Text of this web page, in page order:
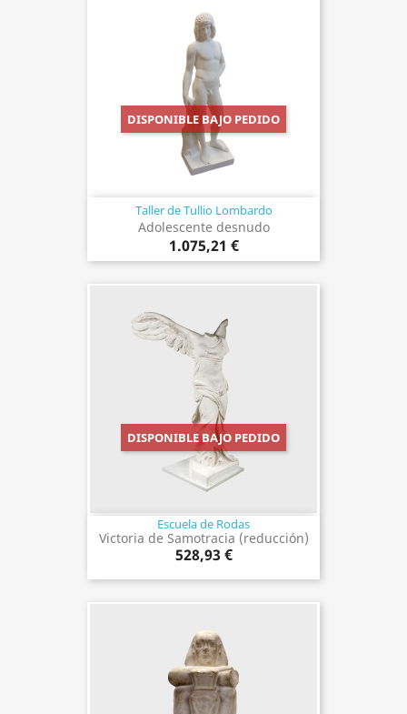
Taller de Tullio Lombardo
Adolescente desnudo
1.075,21 €
DISPONIBLE BAJO PEDIDO
Escuela de Rodas
Victoria de Samotracia (reducción)
528,93 €
DISPONIBLE BAJO PEDIDO